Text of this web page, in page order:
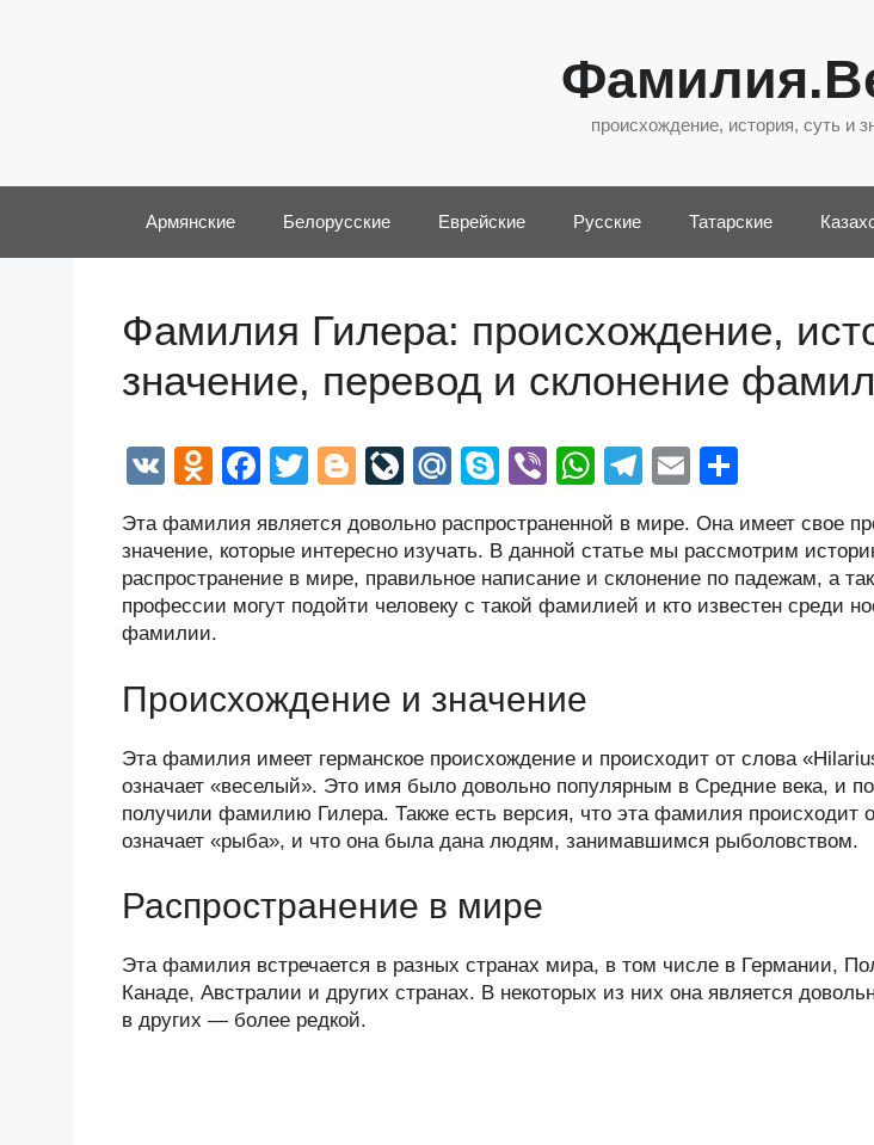
происхождение, история, суть и
Армянские Белорусские Еврейские Русские Татарские
Фамилия Гилера: происхождение,
значение, перевод и склонение
V
O
n
o
kl
ss
ki
F
c
e
b
o
T
tt
er
Bl
g
g
er
Li
e
J
o
n
M
.R
u
S
p
e
Vi
er
W
h
at
s
A
T
e
gr
a
E
ail р
а
в
Эта фамилия является довольно распространенной в мире. Она имеет свое
значение, которые интересно изучать. В данной статье мы рассмотрим
распространение в мире, правильное написание и склонение по падежам, а
профессии могут подойти человеку с такой фамилией и кто известен среди
фамилии.
Происхождение и значение
Эта фамилия имеет германское происхождение и происходит от слова
означает «веселый». Это имя было довольно популярным в Средние века, и
получили фамилию Гилера. Также есть версия, что эта фамилия происходит
означает «рыба», и что она была дана людям, занимавшимся рыболовством.
Распространение в мире
Эта фамилия встречается в разных странах мира, в том числе в Германии,
Канаде, Австралии и других странах. В некоторых из них она является
в других — более редкой.